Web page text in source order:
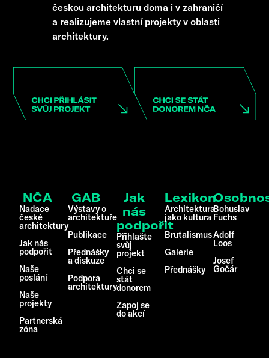
českou architekturu doma i v zahraničí
a realizujeme vlastní projekty v oblasti
architektury.
NČA
Nadace
české
architektury
Jak nás
podpořit
Naše
poslání
Naše
projekty
Partnerská
zóna
GAB
Výstavy o
architektuře
Publikace
Přednášky
a diskuze
Podpora
architektury
Jak
nás
podpořit
Přihlašte
svůj
projekt
Chci se
stát
donorem
Zapoj se
do akcí
Lexikon
Architektura
jako kultura
Brutalismus
Galerie
Přednášky
Bohuslav
Fuchs
Adolf
Loos
Josef
Gočár